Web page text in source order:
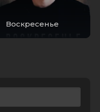
Воскресенье